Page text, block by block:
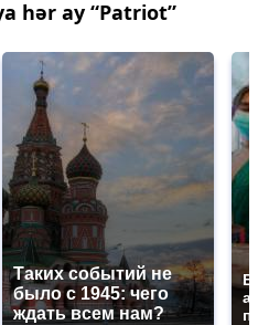
hər ay “Patriot”
Таких событий не
было с 1945: чего
ждать всем нам?
В